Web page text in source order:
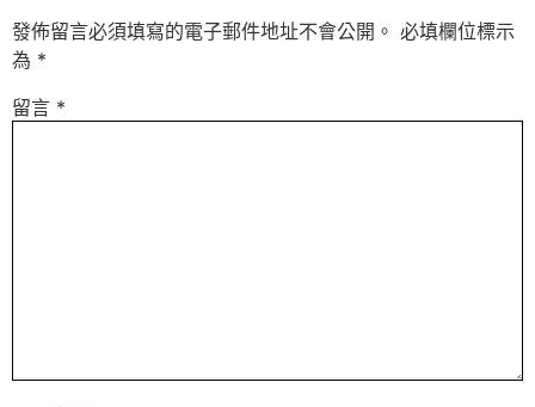
發佈留言必須填寫的電子郵件地址不會公開。 必填欄位標示
為 *
留言 *